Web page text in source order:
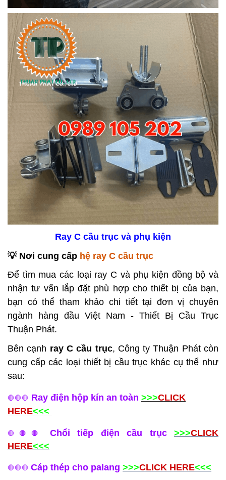
Ray C cầu trục và phụ kiện
💡 Nơi cung cấp hệ ray C cầu trục
Để tìm mua các loại ray C và phụ kiện đồng bộ và
nhận tư vấn lắp đặt phù hợp cho thiết bị của bạn,
bạn có thể tham khảo chi tiết tại đơn vị chuyên
ngành hàng đầu Việt Nam - Thiết Bị Cầu Trục
Thuận Phát.
Bên cạnh ray C cầu trục, Công ty Thuận Phát còn
cung cấp các loại thiết bị cầu trục khác cụ thể như
sau:
🛑🛑🛑 Ray điện hộp kín an toàn >>>CLICK
HERE<<<
🛑🛑 🛑 Chổi tiếp điện cầu trục >>>CLICK
HERE<<<
🛑🛑🛑 Cáp thép cho palang >>>CLICK HERE<<<